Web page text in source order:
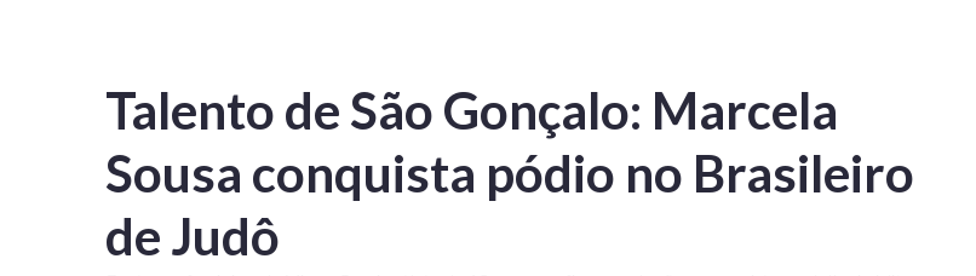
Talento de São Gonçalo: Marcela
Sousa conquista pódio no Brasileiro
de Judô